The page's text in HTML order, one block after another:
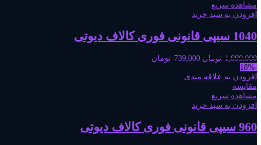
مشاهده سریع
افزودن به سبد خرید
1040 سیپی قانونی فوری کالاف دیوتی
1,099,000 تومان 739,000 تومان
-18%
افزودن به علاقه مندی
مقایسه
مشاهده سریع
افزودن به سبد خرید
960 سیپی قانونی فوری کالاف دیوتی